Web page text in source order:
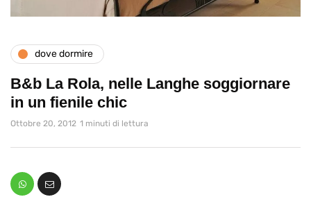
dove dormire
B&b La Rola, nelle Langhe soggiornare
in un fienile chic
Ottobre 20, 2012 1 minuti di lettura